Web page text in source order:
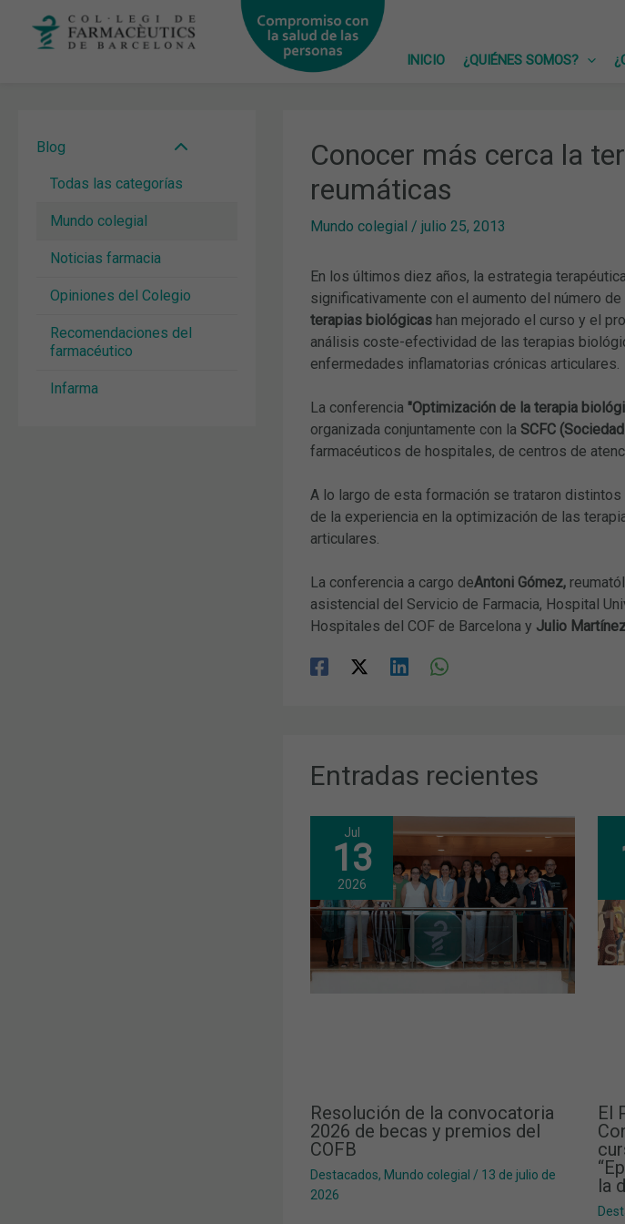
INICIO
¿QUIÉNES SOMOS?
Blog
Todas las categorías
Mundo colegial
Noticias farmacia
Opiniones del Colegio
Recomendaciones del
farmacéutico
Infarma
Conocer más cerca la
reumáticas
Mundo colegial / julio 25, 2013
En los últimos diez años, la estrategia
significativamente con el aumento del número
terapias biológicashan mejorado el curso y el
análisis coste-efectividad de las terapias
enfermedades inflamatorias crónicas articulares.
La conferencia "Optimización de la terapia
organizada conjuntamente con la SCFC
farmacéuticos de hospitales, de centros de
A lo largo de esta formación se trataron
de la experiencia en la optimización de las
articulares.
La conferencia a cargo deAntoni Gómez,
asistencial del Servicio de Farmacia, Hospital
Hospitales del COF de Barcelona y Julio
Entradas recientes
Jul
13
2026
Resolución de la convocatoria
2026 de becas y premios del
COFB
Destacados, Mundo colegial / 13 de julio de
2026
El
la